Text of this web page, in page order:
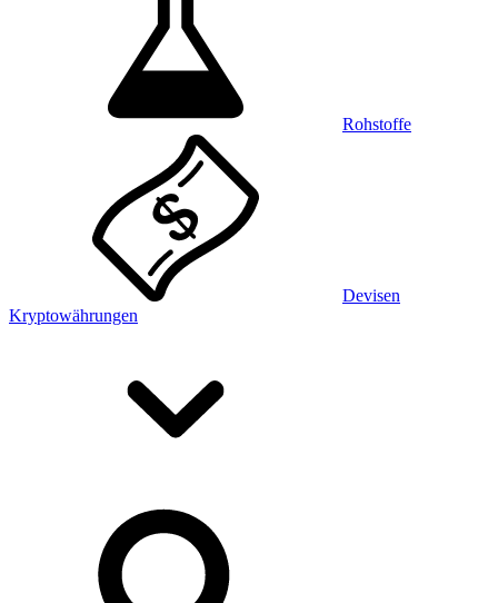
Rohstoffe
Devisen
Kryptowährungen